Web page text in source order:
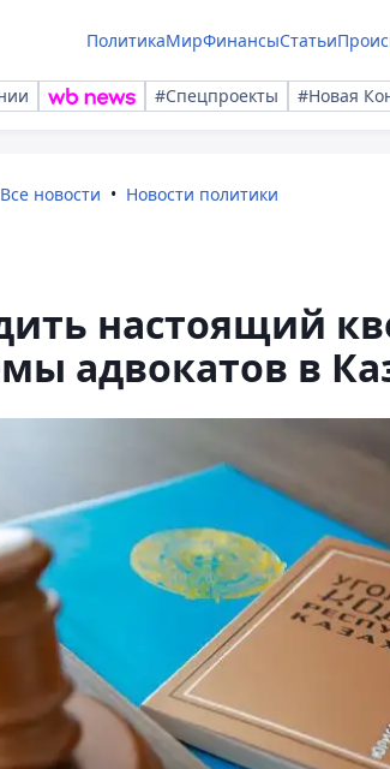
ПолитикаМирФинансыСтатьи
#Спецпроекты #Новая
Все новости Новости политики
настоящий
адвокатов в